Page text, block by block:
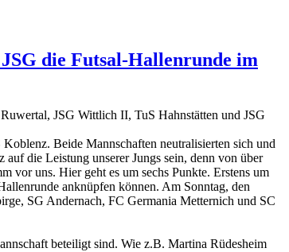
die Futsal-Hallenrunde im
JSG Wittlich II, TuS Hahnstätten und JSG
Beide Mannschaften neutralisierten sich und
die Leistung unserer Jungs sein, denn von über
vor uns. Hier geht es um sechs Punkte. Erstens um
anknüpfen können. Am Sonntag, den
SG Andernach, FC Germania Metternich und SC
beteiligt sind. Wie z.B. Martina Rüdesheim